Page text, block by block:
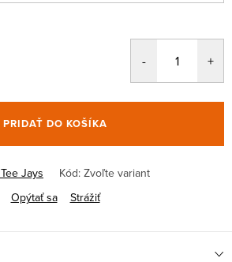
PRIDAŤ DO KOŠÍKA
Tee Jays Kód: Zvoľte variant
Opýtať sa
Strážiť